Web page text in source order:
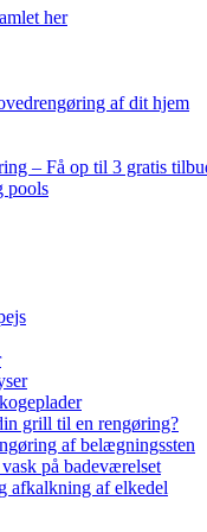
her
af dit hjem
– Få op til 3 gratis
pools
grill til en rengøring?
af belægningssten
på badeværelset
afkalkning af elkedel